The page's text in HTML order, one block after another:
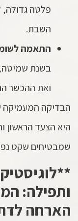
פלטה גדולה,
השבת.
התאמה
בשנת שמיטה,
ואת ההכשר
הבדיקה המעמיקה
היא הצעד הראשון
שמבטיחים שקט
ותפילה:
הארחה